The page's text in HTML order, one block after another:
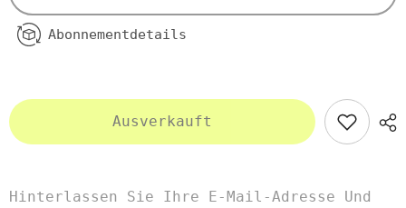
Abonnementdetails
Ausverkauft
Hinterlassen Sie Ihre E-Mail-Adresse Und